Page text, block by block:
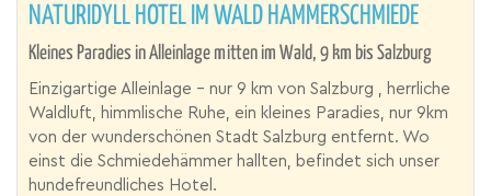
NATURIDYLL HOTEL IM WALD HAMMERSCHMIEDE
Kleines Paradies in Alleinlage mitten im Wald, 9 km bis Salzburg
Einzigartige Alleinlage – nur 9 km von Salzburg , herrliche
Waldluft, himmlische Ruhe, ein kleines Paradies, nur 9km
von der wunderschönen Stadt Salzburg entfernt. Wo
einst die Schmiedehämmer hallten, befindet sich unser
hundefreundliches Hotel.